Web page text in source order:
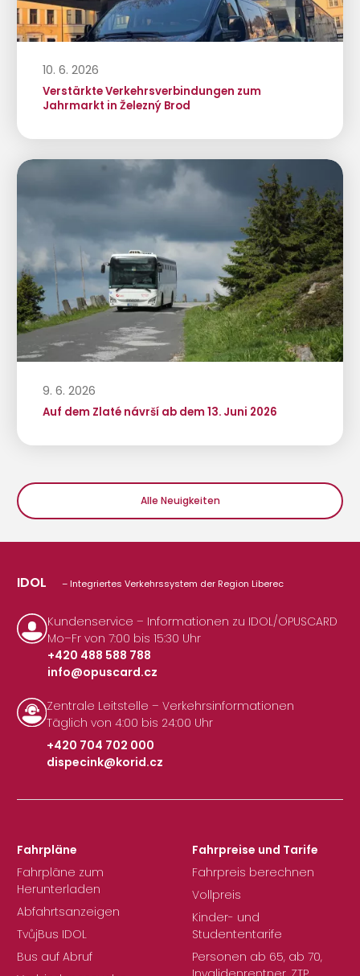
10. 6. 2026
Verstärkte Verkehrsverbindungen zum
Jahrmarkt in Železný Brod
9. 6. 2026
Auf dem Zlaté návrší ab dem 13. Juni 2026
Alle Neuigkeiten
IDOL – Integriertes Verkehrssystem der Region Liberec
Kundenservice – Informationen zu IDOL/OPUSCARD
Mo–Fr von 7:00 bis 15:30 Uhr
+420 488 588 788
|
info@opuscard.cz
Zentrale Leitstelle – Verkehrsinformationen
Täglich von 4:00 bis 24:00 Uhr
+420 704 702 000
|
dispecink@korid.cz
Fahrpläne
Fahrpläne zum
Herunterladen
Abfahrtsanzeigen
TvůjBus IDOL
Bus auf Abruf
Fahrpreise und Tarife
Fahrpreis berechnen
Vollpreis
Kinder- und
Studententarife
Personen ab 65, ab 70,